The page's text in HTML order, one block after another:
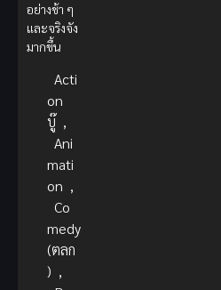
อย่างช้า ๆ
และจริงจัง
มากขึ้น
Acti
on
บู๊ ,
Ani
mati
on ,
Co
medy
(ตลก
) ,